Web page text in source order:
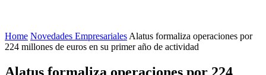
Home Novedades Empresariales Alatus formaliza operaciones por
224 millones de euros en su primer año de actividad